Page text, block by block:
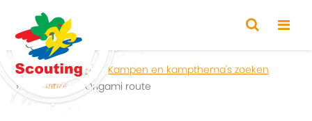
Home Zoeken
Kampen en kampthema's zoeken
Activiteit
Origami route